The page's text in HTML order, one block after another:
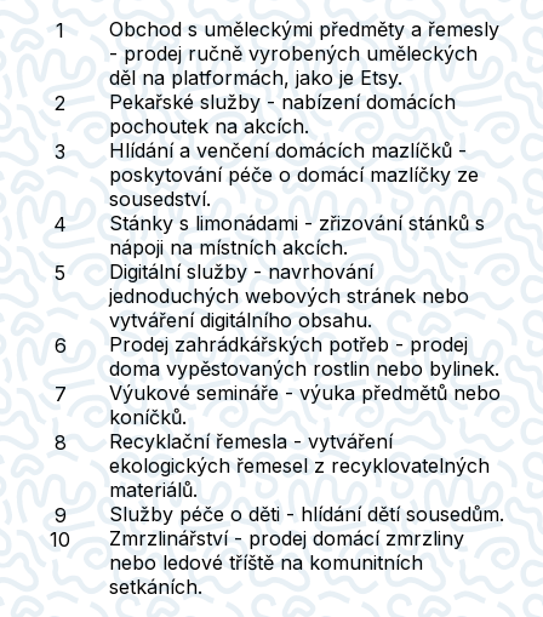
Obchod s uměleckými předměty a řemesly
- prodej ručně vyrobených uměleckých
děl na platformách, jako je Etsy.
Pekařské služby - nabízení domácích
pochoutek na akcích.
Hlídání a venčení domácích mazlíčků -
poskytování péče o domácí mazlíčky ze
sousedství.
Stánky s limonádami - zřizování stánků s
nápoji na místních akcích.
Digitální služby - navrhování
jednoduchých webových stránek nebo
vytváření digitálního obsahu.
Prodej zahrádkářských potřeb - prodej
doma vypěstovaných rostlin nebo bylinek.
Výukové semináře - výuka předmětů nebo
koníčků.
Recyklační řemesla - vytváření
ekologických řemesel z recyklovatelných
materiálů.
Služby péče o děti - hlídání dětí sousedům.
Zmrzlinářství- prodej domácí zmrzliny
nebo ledové tříště na komunitních
setkáních.